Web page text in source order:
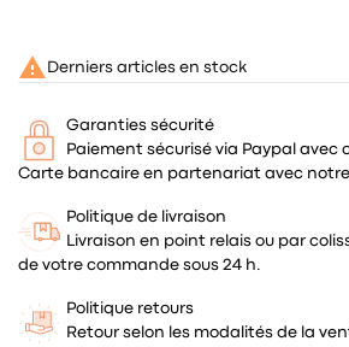
 Derniers articles en stock
Garanties sécurité
Paiement sécurisé via Paypal avec
Carte bancaire en partenariat avec
Politique de livraison
Livraison en point relais ou par
de votre commande sous 24 h.
Politique retours
Retour selon les modalités de la